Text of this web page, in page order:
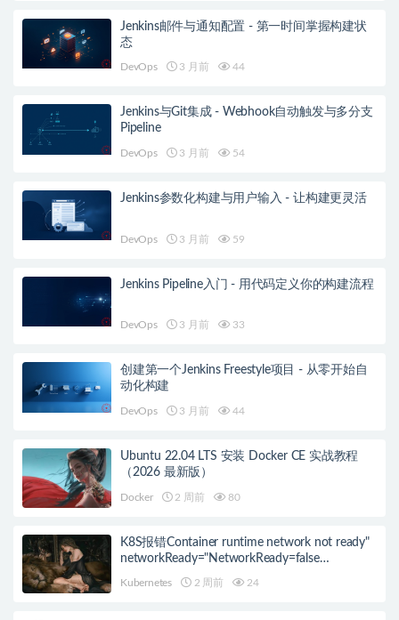
Jenkins邮件与通知配置 - 第一时间掌握构建状
态
DevOps 3 月前 44
Jenkins与Git集成 - Webhook自动触发与多分支
Pipeline
DevOps 3 月前 54
Jenkins参数化构建与用户输入 - 让构建更灵活
DevOps 3 月前 59
Jenkins Pipeline入门 - 用代码定义你的构建流程
DevOps 3 月前 33
创建第一个Jenkins Freestyle项目 - 从零开始自
动化构建
DevOps 3 月前 44
Ubuntu 22.04 LTS 安装 Docker CE 实战教程
（2026 最新版）
Docker 2 周前 80
K8S报错Container runtime network not ready"
networkReady="NetworkReady=false
Kubernetes 2 周前 24